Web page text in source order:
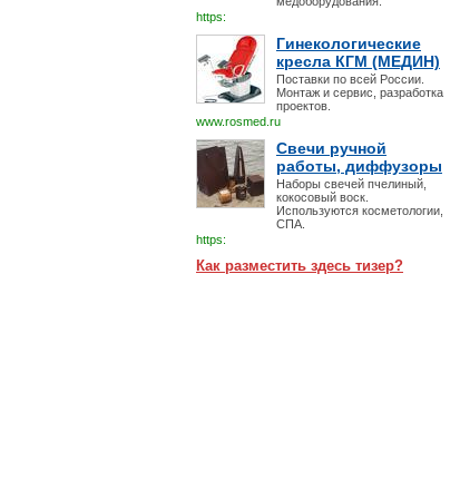
https:
Гинекологические
кресла КГМ (МЕДИН)
Поставки по всей России.
Монтаж и сервис, разработка
проектов.
www.rosmed.ru
Свечи ручной
работы, диффузоры
Наборы свечей пчелиный,
кокосовый воск.
Используются косметологии,
СПА.
https:
Как разместить здесь тизер?